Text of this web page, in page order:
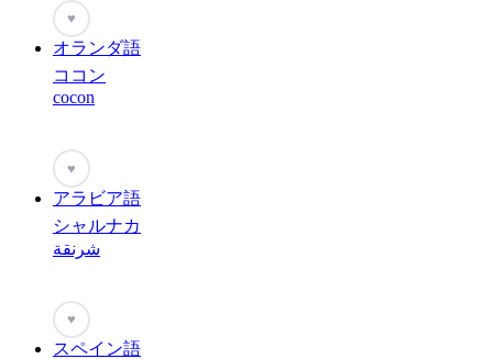
♥
オランダ語
ココン
cocon
♥
アラビア語
シャルナカ
شرنقة
♥
スペイン語